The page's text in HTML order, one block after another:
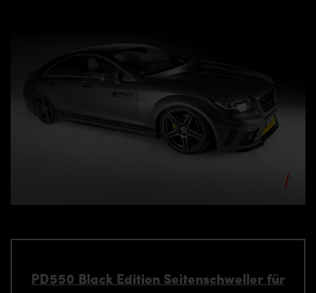
PD550 Black Edition Seitenschweller für